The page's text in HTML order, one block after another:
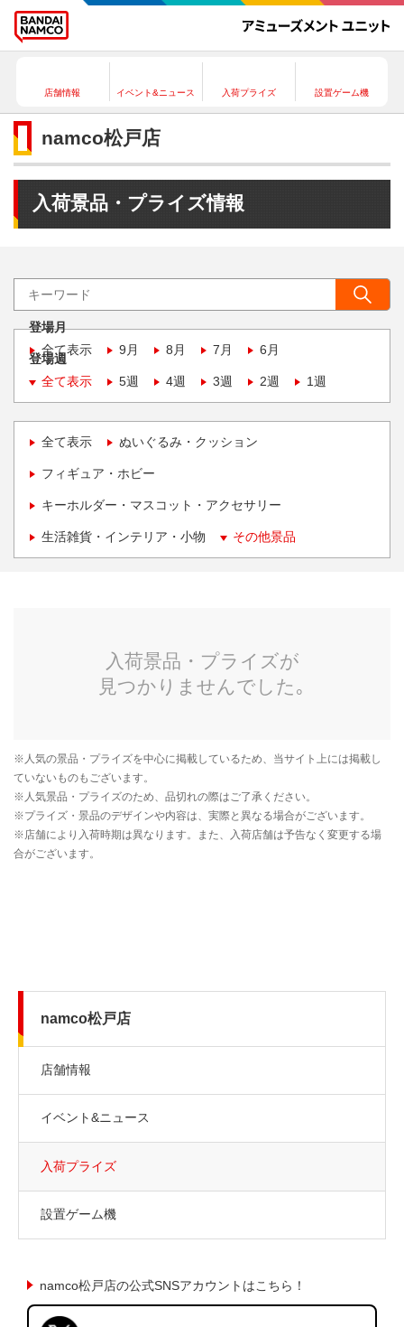
店舗情報 イベント&ニュース 入荷プライズ 設置ゲーム機
namco松戸店
入荷景品・プライズ情報
登場月
全て表示
9月 8月 7月 6月
登場週
全て表示
5週 4週 3週 2週 1週
全て表示 ぬいぐるみ・クッション
フィギュア・ホビー
キーホルダー・マスコット・アクセサリー
生活雑貨・インテリア・小物 その他景品
namco松戸店
店舗情報
イベント&ニュース
入荷プライズ
設置ゲーム機
namco松戸店の公式SNSアカウントはこちら！